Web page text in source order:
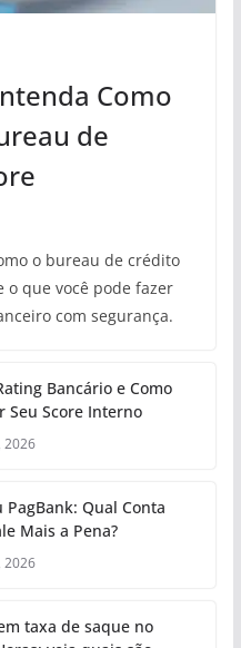
Como
de
o bureau de crédito
o que você pode fazer
com segurança.
Bancário e Como
Seu Score Interno
2026
PagBank: Qual Conta
Mais a Pena?
2026
taxa de saque no